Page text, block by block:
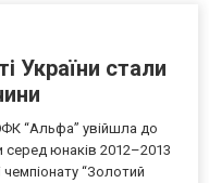
України стали
“Альфа” увійшла до
серед юнаків 2012–2013
“Золотий